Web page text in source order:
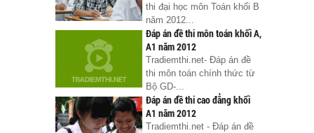
thi đại học môn Toán khối B
năm 2012...
Đáp án đề thi môn toán khối A,
A1 năm 2012
Tradiemthi.net- Đáp án đề
thi môn toán chính thức từ
Bộ GD-...
Đáp án đề thi cao đẳng khối
A1 năm 2012
Tradiemthi.net - Đáp án đề